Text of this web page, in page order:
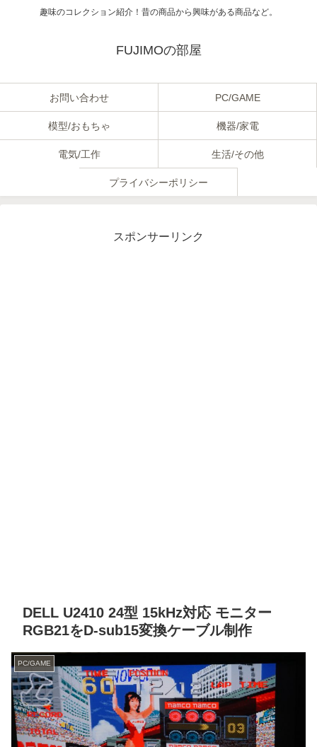
趣味のコレクション紹介！昔の商品から興味がある商品など。
FUJIMOの部屋
お問い合わせ PC/GAME
模型/おもちゃ 機器/家電
電気/工作 生活/その他
プライバシーポリシー
スポンサーリンク
DELL U2410 24型 15kHz対応 モニター
RGB21をD-sub15変換ケーブル制作
PC/GAME